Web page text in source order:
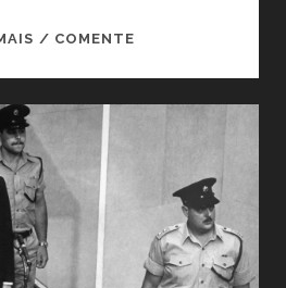
/ COMENTEO
MUNDO
QUE
O